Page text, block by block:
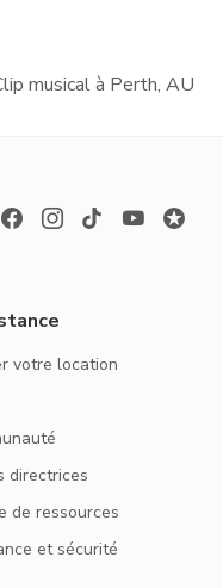
musical à Perth, AU
votre location
directrices
de ressources
et sécurité